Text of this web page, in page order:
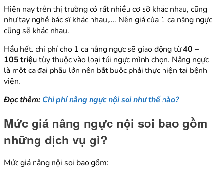
Hiện nay trên thị trường có rất nhiều cơ sỡ khác nhau, cũng
như tay nghề bác sĩ khác nhau,…. Nên giá của 1 ca nâng ngực
cũng sẽ khác nhau.
Hầu hết, chi phí cho 1 ca nâng ngực sẽ giao động từ40 –
105 triệutùy thuộc vào loại túi ngực mình chọn. Nâng ngực
là một ca đại phẫu lớn nên bắt buộc phải thực hiện tại bệnh
viện.
Đọc thêm: Chi phí nâng ngực nội soi như thế nào?
Mức giá nâng ngực nội soi bao gồm
những dịch vụ gì?
Mức giá nâng nội soi bao gồm: